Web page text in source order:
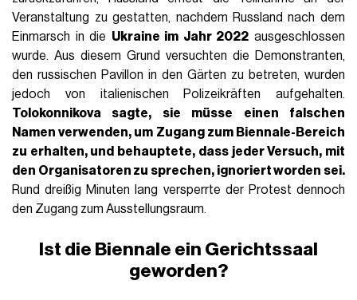
Veranstaltung zu gestatten, nachdem Russland nach dem
Einmarsch in die Ukraine im Jahr 2022 ausgeschlossen
wurde. Aus diesem Grund versuchten die Demonstranten,
den russischen Pavillon in den Gärten zu betreten, wurden
jedoch von italienischen Polizeikräften aufgehalten.
Tolokonnikova sagte, sie müsse einen falschen
Namen verwenden, um Zugang zum Biennale-Bereich
zu erhalten, und behauptete, dass jeder Versuch, mit
den Organisatoren zu sprechen, ignoriertworden sei.
Rund dreißig Minuten lang versperrte der Protest dennoch
den Zugang zum Ausstellungsraum.
Ist die Biennale ein Gerichtssaal
geworden?